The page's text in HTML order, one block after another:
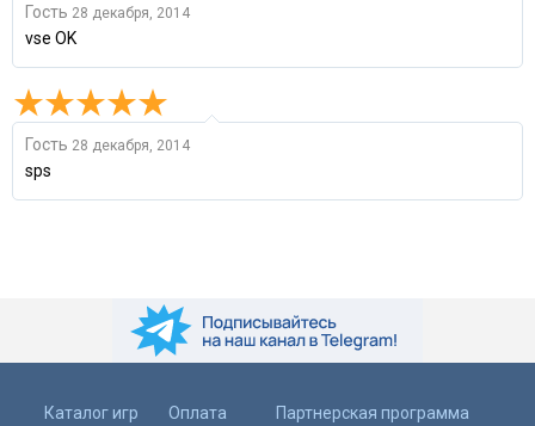
Гость 28 декабря, 2014
vse OK
Гость 28 декабря, 2014
sps
Каталог игр Оплата Партнерская программа